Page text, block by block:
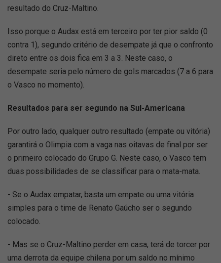
resultado do Cruz-Maltino.
Isso porque o Audax está em terceiro por ter pior saldo (0
contra 1), segundo critério de desempate já que o confronto
direto entre os dois fica em 3 a 3. Neste caso, o
desempate seria pelo número de gols marcados (7 a 6 para
o Vasco no momento).
Resultados para ser segundo na Sul-Americana
Por outro lado, qualquer outro resultado (empate ou vitória)
garantirá o Olimpia com a vaga nas oitavas de final por ser
o primeiro colocado do Grupo G. Neste caso, o Vasco tem
duas possibilidades de se classificar para o mata-mata.
- Se o Audax empatar, basta um empate ou uma vitória
simples para o time de Renato Gaúcho ser o segundo
colocado.
- Mas se o Cruz-Maltino perder em casa, terá de torcer por
uma derrota da equipe chilena por um saldo no mínimo